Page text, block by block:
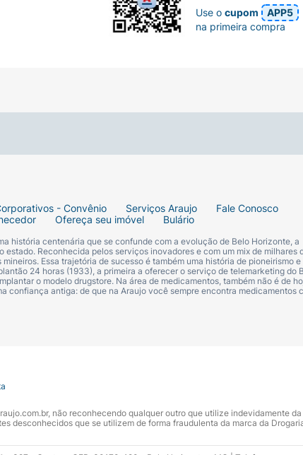
quebrando o ciclo inflamatório da psoríase
e eficácia em 50 voluntários de 15 a 69 anos com
- Convênio Serviços Araujo
Fale Conosco
Ofereça seu imóvel Bulário
história centenária que se confunde com a evolução de Belo Horizonte, a
Reconhecida pelos serviços inovadores e com um mix de milhares
Essa trajetória de sucesso é também uma história de pioneirismo e
24 horas (1933), a primeira a oferecer o serviço de telemarketing do
o modelo drugstore. Na área de medicamentos, também não é de
confiança antiga: de que na Araujo você sempre encontra medicamentos
Use ocupom
APP5
na primeira compra
não reconhecendo qualquer outro que utilize indevidamente da
desconhecidos que se utilizem de forma fraudulenta da marca da